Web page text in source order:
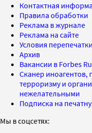
Контактная
Правила обработки
Реклама в журнале
Реклама на сайте
Условия перепечатки
Архив
Вакансии в Forbes
Сканер иноагентов,
терроризму и
нежелательными
Подписка на
Мы в соцсетях: